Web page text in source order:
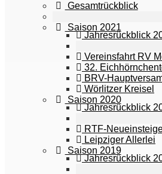
Gesamtrückblick
Saison 2021
Jahresrückblick
Vereinsfahrt RV
32.
BRV-
Wörlitzer Kreisel
Saison 2020
Jahresrückblick
RTF-
Leipziger Allerlei
Saison 2019
Jahresrückblick